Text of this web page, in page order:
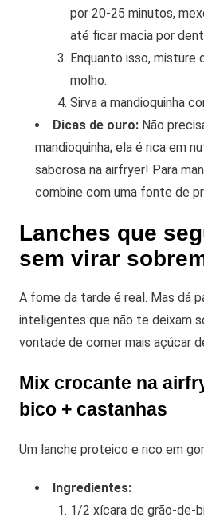
por 20-25 minutos,
até ficar macia por
Enquanto isso, misture
molho.
Sirva a mandioquinha
Dicas de ouro: Não
mandioquinha; ela é rica em
saborosa na airfryer! Para
combine com uma fonte de
Lanches que
sem virar
A fome da tarde é real. Mas dá
inteligentes que não te deixam
vontade de comer mais açúcar
Mix crocante na
bico + castanhas
Um lanche proteico e rico em
Ingredientes:
1/2 xícara de grão-de-